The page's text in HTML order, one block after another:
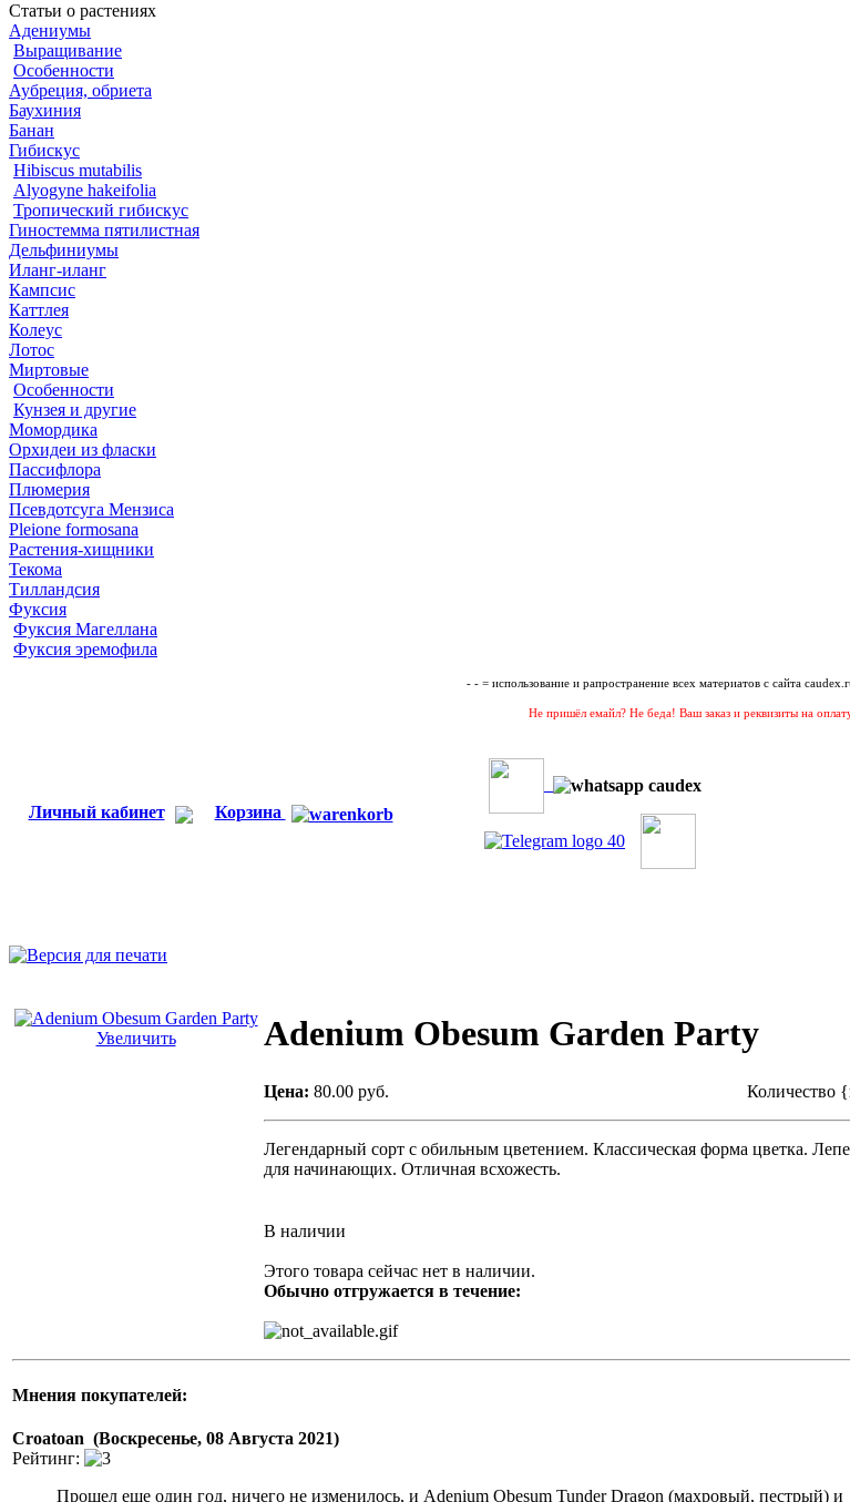
Статьи о растениях
Адениумы
Выращивание
Особенности
Аубреция, обриета
Баухиния
Банан
Гибискус
Hibiscus mutabilis
Alyogyne hakeifolia
Тропический гибискус
Гиностемма пятилистная
Дельфиниумы
Иланг-иланг
Кампсис
Каттлея
Колеус
Лотос
Миртовые
Особенности
Кунзея и другие
Момордика
Орхидеи из фласки
Пассифлора
Плюмерия
Псевдотсуга Мензиса
Pleione formosana
Растения-хищники
Текома
Тилландсия
Фуксия
Фуксия Магеллана
Фуксия эремофила
- - = использование и рапространение всех материатов с сайта
Не пришёл емайл? Не беда! Ваш заказ и реквизиты на
Личный кабинет Корзина
Увеличить Adenium Obesum Garden Party
Цена: 80.00 руб. Количество
Легендарный сорт с обильным цветением. Классическая форма цветка.
для начинающих. Отличная всхожесть.
В наличии
Этого товара сейчас нет в наличии.
Обычно отгружается в течение:
Мнения покупателей:
Croatoan (Воскресенье, 08 Августа 2021)
Рейтинг:
Прошел еще один год, ничего не изменилось, и Adenium Obesum Tunder Dragon (махровый, пестрый) и